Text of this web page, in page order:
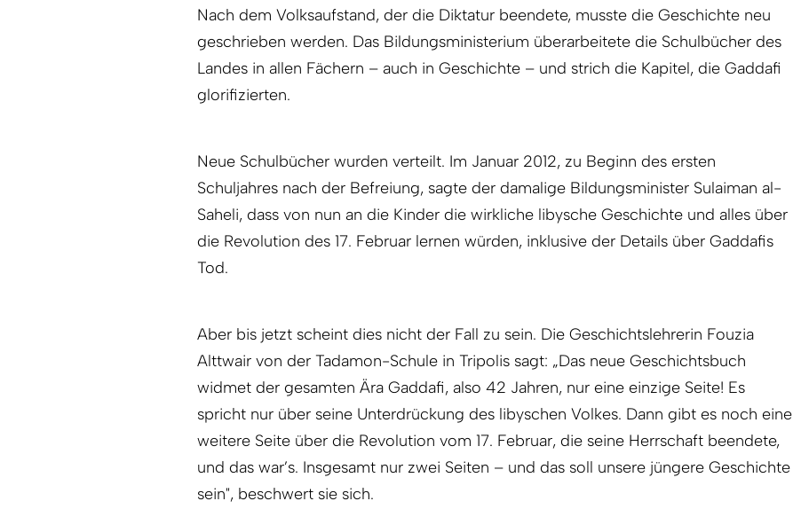
Nach dem Volksaufstand, der die Diktatur beendete, musste die Geschichte neu
geschrieben werden. Das Bildungsministe­rium überarbeitete die Schulbücher des
Landes in allen Fächern – auch in Geschichte – und strich die Kapitel, die Gaddafi
glorifizierten.
Neue Schulbücher wurden verteilt. Im Januar 2012, zu Beginn des ersten
Schuljahres nach der Befreiung, sagte der damalige Bildungsminister Sulaiman al-
Saheli, dass von nun an die Kinder die wirkliche libysche Geschichte und alles über
die Revolution des 17. Februar lernen würden, inklusive der Details über Gaddafis
Tod.
Aber bis jetzt scheint dies nicht der Fall zu sein. Die Geschichtslehrerin Fouzia
Alttwair von der Tadamon-Schule in Tripolis sagt: „Das neue Geschichtsbuch
widmet der gesamten Ära Gaddafi, also 42 Jahren, nur eine einzige Seite! Es
spricht nur über seine Unterdrückung des libyschen Volkes. Dann gibt es noch eine
weitere Seite über die Revolution vom 17. Februar, die seine Herrschaft beendete,
und das war’s. Insgesamt nur zwei Seiten – und das soll unsere jüngere Geschichte
sein", beschwert sie sich.